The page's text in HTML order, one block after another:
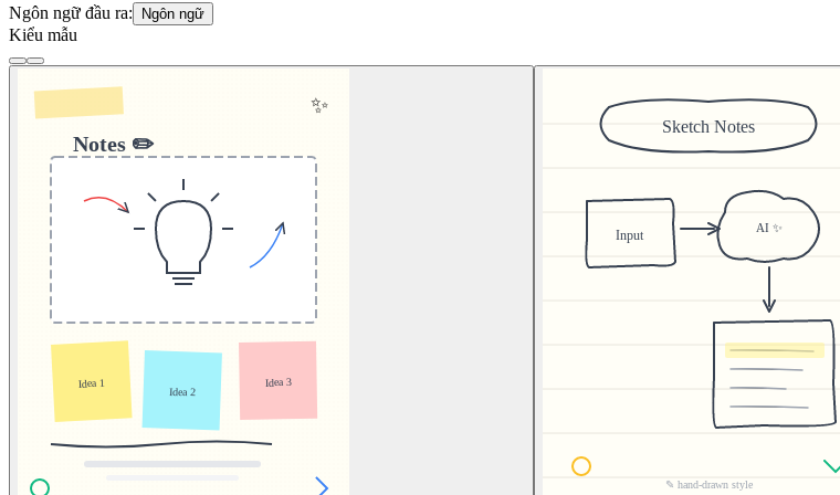
Ngôn ngữ đầu ra: Ngôn ngữ
Kiểu mẫu